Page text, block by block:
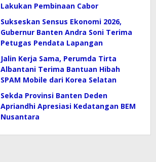
Lakukan Pembinaan Cabor
Sukseskan Sensus Ekonomi 2026,
Gubernur Banten Andra Soni Terima
Petugas Pendata Lapangan
Jalin Kerja Sama, Perumda Tirta
Albantani Terima Bantuan Hibah
SPAM Mobile dari Korea Selatan
Sekda Provinsi Banten Deden
Apriandhi Apresiasi Kedatangan BEM
Nusantara